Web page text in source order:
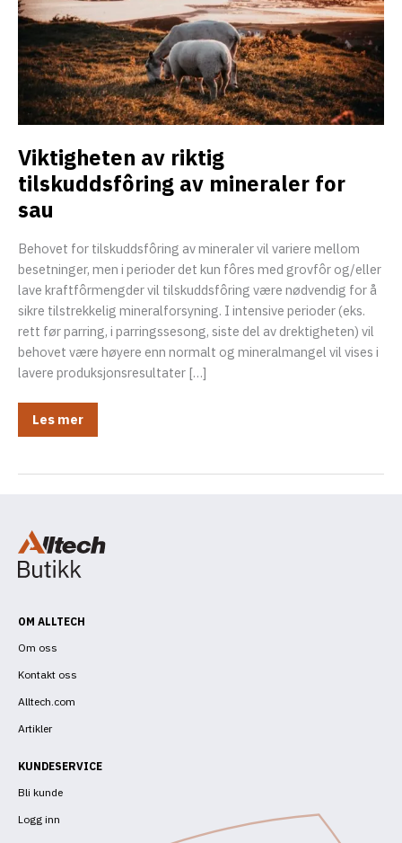
Viktigheten av riktig
tilskuddsfôring av mineraler for
sau
Behovet for tilskuddsfôring av mineraler vil variere mellom
besetninger, men i perioder det kun fôres med grovfôr og/eller
lave kraftfôrmengder vil tilskuddsfôring være nødvendig for å
sikre tilstrekkelig mineralforsyning. I intensive perioder (eks.
rett før parring, i parringssesong, siste del av drektigheten) vil
behovet være høyere enn normalt og mineralmangel vil vises i
lavere produksjonsresultater […]
Viktigheten
Les mer
OM ALLTECH
Om oss
Kontakt oss
Alltech.com
Artikler
KUNDESERVICE
Bli kunde
Logg inn